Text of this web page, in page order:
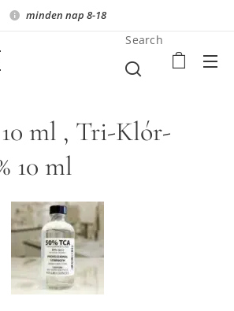
minden nap 8-18
Search
ml , Tri-Klór-
10 ml